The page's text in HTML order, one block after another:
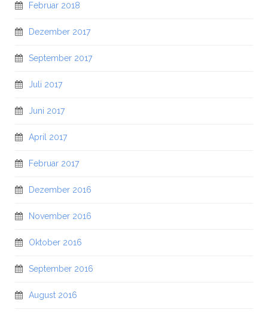
Februar 2018
Dezember 2017
September 2017
Juli 2017
Juni 2017
April 2017
Februar 2017
Dezember 2016
November 2016
Oktober 2016
September 2016
August 2016